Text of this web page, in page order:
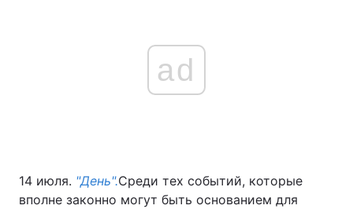
ad
14 июля. "День".Среди тех событий, которые
вполне законно могут быть основанием для